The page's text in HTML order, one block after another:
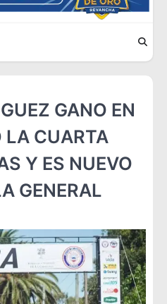
GANO EN
LA CUARTA
Y ES NUEVO
GENERAL